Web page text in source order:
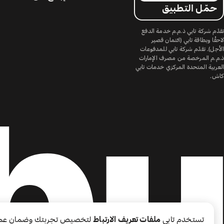
حمّل التطبيق
تقدّم شركة تابي ذ.م.م خدمة الدفع
لاحقًا وبطاقة تابي (ائتمان قصير
الأجل). تقدّم شركة تابي للمدفوعات
ذ.م.م المرخصة من مصرف الإمارات
العربية المتحدة المركزي خدمات تابي
كاش.
تستخدم تابي ملفات تعريف الارتباطلتخصيص تجربتك وضمان